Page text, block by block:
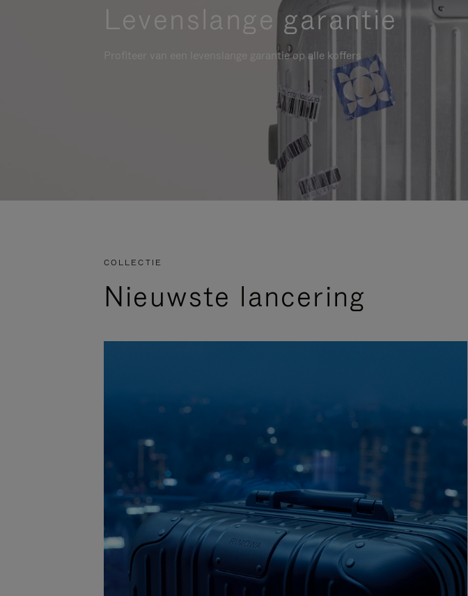
Levenslange garantie
Profiteer van een levenslange garantie op alle koffers
COLLECTIE
Nieuwste lancering